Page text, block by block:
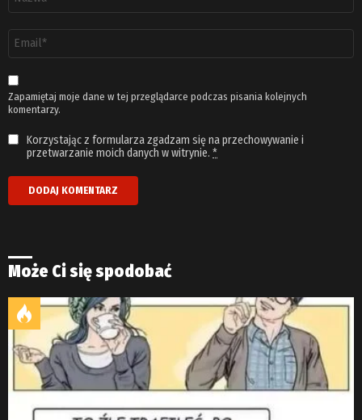
email
*
Zapamiętaj moje dane w tej przeglądarce podczas pisania kolejnych
komentarzy.
Korzystając z formularza zgadzam się na przechowywanie i
przetwarzanie moich danych w witrynie. *
Może Ci się spodobać